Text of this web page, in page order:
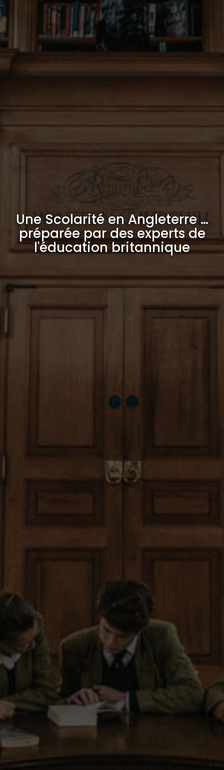
Une Scolarité en Angleterre …
préparée par des experts de
l'éducation britannique